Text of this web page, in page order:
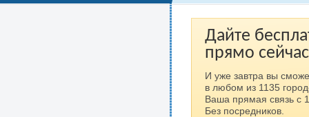
Дайте
прямо
И уже завтра вы
в любом из 1135
Ваша прямая связь с
Без посредников.